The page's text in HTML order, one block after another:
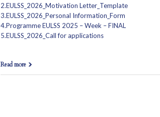
2.EULSS_2026_Motivation Letter_Template
3.EULSS_2026_Personal Information_Form
4.Programme EULSS 2025 – Week – FINAL
5.EULSS_2026_Call for applications
Read more